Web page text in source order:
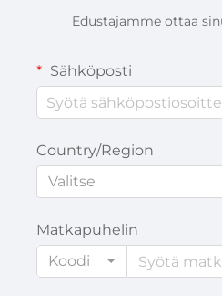
Edustajamme ottaa
Sähköposti
Country/Region
Valitse
Matkapuhelin
Koodi